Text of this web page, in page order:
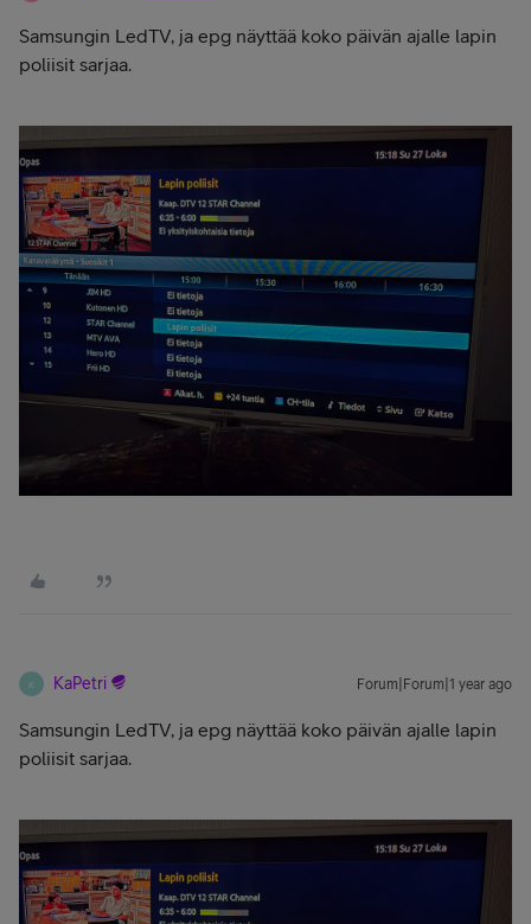
Samsungin LedTV, ja epg näyttää koko päivän ajalle lapin
poliisit sarjaa.
K KaPetri Forum|Forum|1 year ago
Samsungin LedTV, ja epg näyttää koko päivän ajalle lapin
poliisit sarjaa.